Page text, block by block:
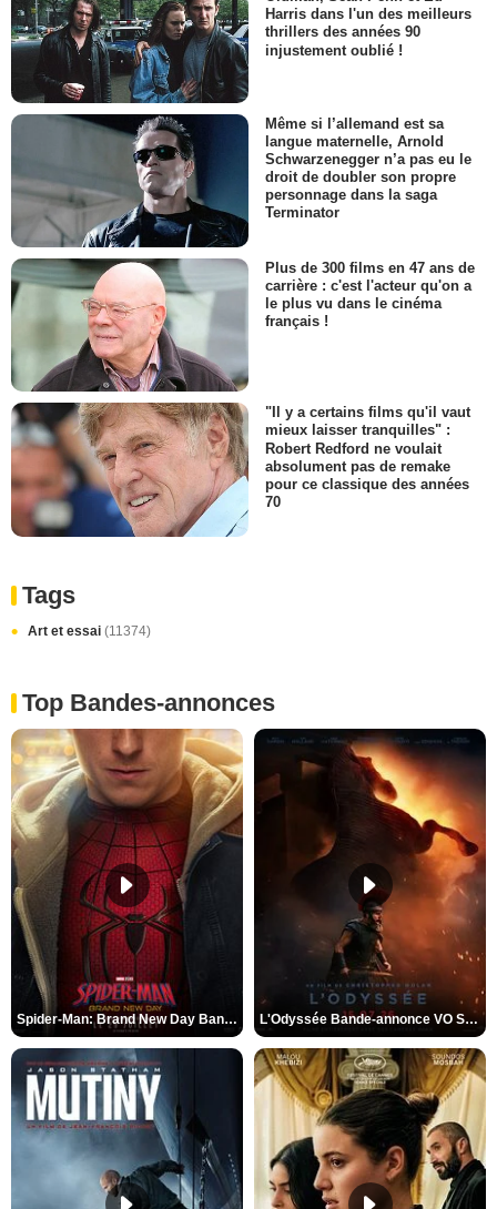
Harris dans l'un des meilleurs
thrillers des années 90
injustement oublié !
Même si l’allemand est sa
langue maternelle, Arnold
Schwarzenegger n’a pas eu le
droit de doubler son propre
personnage dans la saga
Terminator
Plus de 300 films en 47 ans de
carrière : c'est l'acteur qu'on a
le plus vu dans le cinéma
français !
"Il y a certains films qu'il vaut
mieux laisser tranquilles" :
Robert Redford ne voulait
absolument pas de remake
pour ce classique des années
70
Tags
Art et essai (11374)
Top Bandes-annonces
Spider-Man: Brand New Day Bande-annonce VO STFR L'Odyssée Bande-annonce VO STFR